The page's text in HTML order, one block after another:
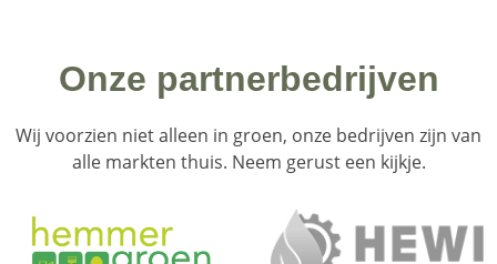
Onze partnerbedrijven
Wij voorzien niet alleen in groen, onze bedrijven zijn van
alle markten thuis. Neem gerust een kijkje.